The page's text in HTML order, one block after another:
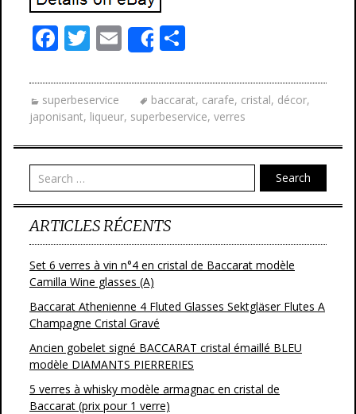
F
e
b
o
o
k
T
itt
er
E
m
ai
l
Share
ta
g
er
superbeservice baccarat, carafe, cristal, décor,
japonisant, liqueur, superbeservice, verres
Search
ARTICLES RÉCENTS
Set 6 verres à vin n°4 en cristal de Baccarat modèle
Camilla Wine glasses (A)
Baccarat Athenienne 4 Fluted Glasses Sektgläser Flutes A
Champagne Cristal Gravé
Ancien gobelet signé BACCARAT cristal émaillé BLEU
modèle DIAMANTS PIERRERIES
5 verres à whisky modèle armagnac en cristal de
Baccarat (prix pour 1 verre)